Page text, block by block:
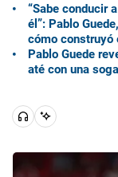
“Sabe conducir
él”: Pablo
cómo construyó
Pablo Guede
até con una